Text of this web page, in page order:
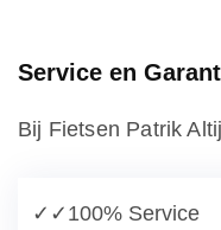
Service en
Bij Fietsen Patrik
✓✓ 100% Service